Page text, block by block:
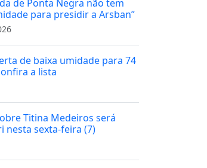
de Ponta Negra não tem
para presidir a Arsban”
de baixa umidade para 74
a lista
Titina Medeiros será
nesta sexta-feira (7)